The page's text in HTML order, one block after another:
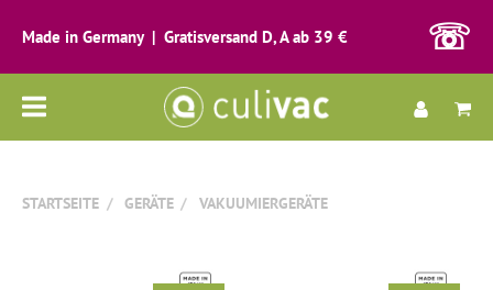
Made in Germany | Gratisversand D, A ab 39 € ☏
Alle
STARTSEITE GERÄTE VAKUUMIERGERÄTE